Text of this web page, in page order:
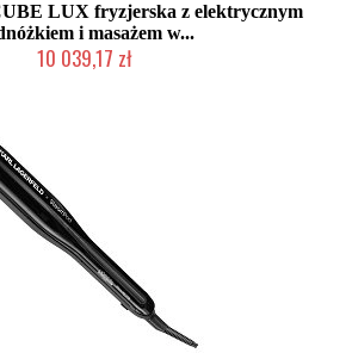
LUX fryzjerska z elektrycznym
i masażem w...
10 039,17 zł